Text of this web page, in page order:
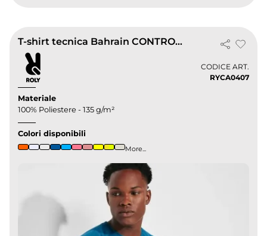
T-shirt tecnica Bahrain CONTROL DRY uomo
CODICE ART.
RYCA0407
Materiale
100% Poliestere - 135 g/m²
Colori disponibili
More...